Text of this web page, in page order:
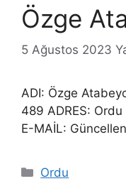
Özge
5 Ağustos 2023
ADI: Özge
489 ADRES:
E-MAİL:
Kategoriler
Ordu